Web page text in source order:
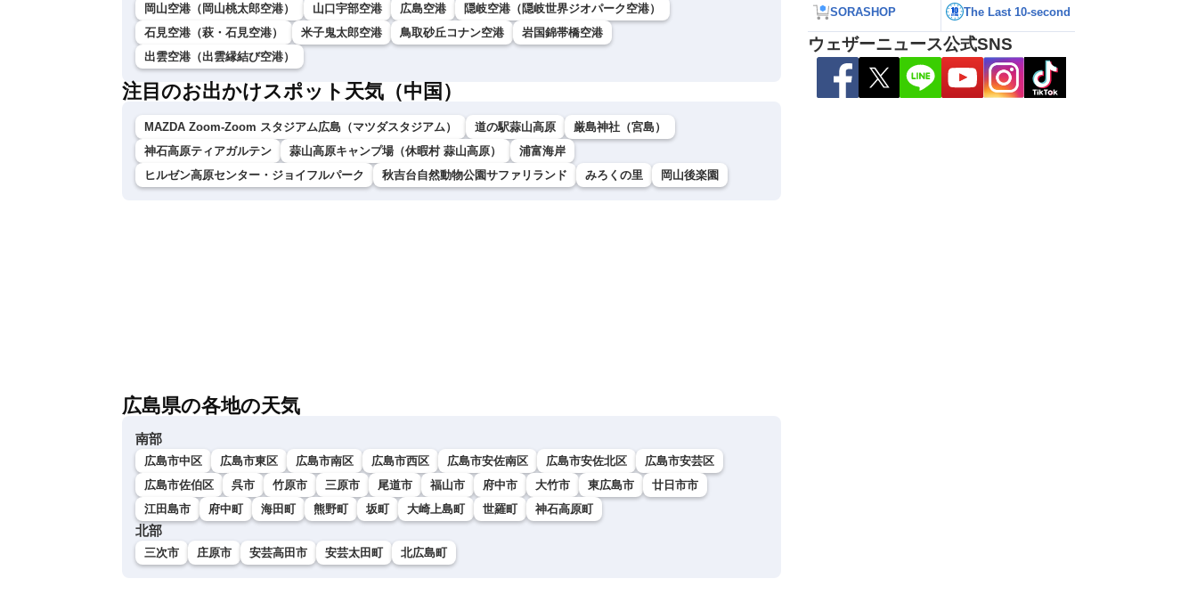
岡山空港（岡山桃太郎空港） 山口宇部空港 広島空港
隠岐空港（隠岐世界ジオパーク空港）
石見空港（萩・石見空港）
米子鬼太郎空港 鳥取砂丘コナン空港
岩国錦帯橋空港
出雲空港（出雲縁結び空港）
注目のお出かけスポット天気（中国）
MAZDA Zoom-Zoom スタジアム広島（マツダスタジアム） 道の駅蒜山高原
厳島神社（宮島）
神石高原ティアガルテン
蒜山高原キャンプ場（休暇村 蒜山高原）
浦富海岸
ヒルゼン高原センター・ジョイフルパーク
秋吉台自然動物公園サファリランド みろくの里 岡山後楽園
広島県の各地の天気
南部
広島市中区 広島市東区 広島市南区 広島市西区 広島市安佐南区 広島市安佐北区
広島市安芸区
広島市佐伯区
呉市 竹原市 三原市 尾道市 福山市 府中市 大竹市 東広島市
廿日市市
江田島市
府中町 海田町 熊野町 坂町 大崎上島町 世羅町 神石高原町
北部
三次市 庄原市 安芸高田市 安芸太田町 北広島町
SORASHOP The Last 10-second
ウェザーニュース公式SNS